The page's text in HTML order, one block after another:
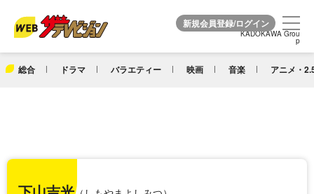
KADOKAWA Grou
p
総合 ドラマ バラエティー 映画 音楽 アニメ・
KADOKAWA Grou
p